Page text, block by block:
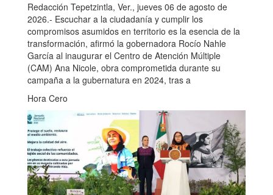
Redacción Tepetzintla, Ver., jueves 06 de agosto de
2026.- Escuchar a la ciudadanía y cumplir los
compromisos asumidos en territorio es la esencia de la
transformación, afirmó la gobernadora Rocío Nahle
García al inaugurar el Centro de Atención Múltiple
(CAM) Ana Nicole, obra comprometida durante su
campaña a la gubernatura en 2024, tras a
Hora Cero